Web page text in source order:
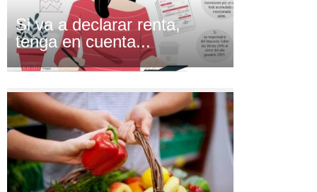
Si va a declarar renta,
tenga en cuenta...